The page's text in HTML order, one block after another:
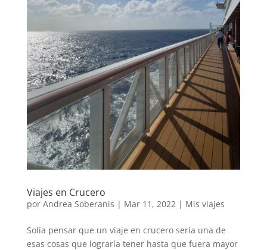
Viajes en Crucero
por Andrea Soberanis | Mar 11, 2022 | Mis viajes
Solía pensar que un viaje en crucero sería una de
esas cosas que lograría tener hasta que fuera mayor